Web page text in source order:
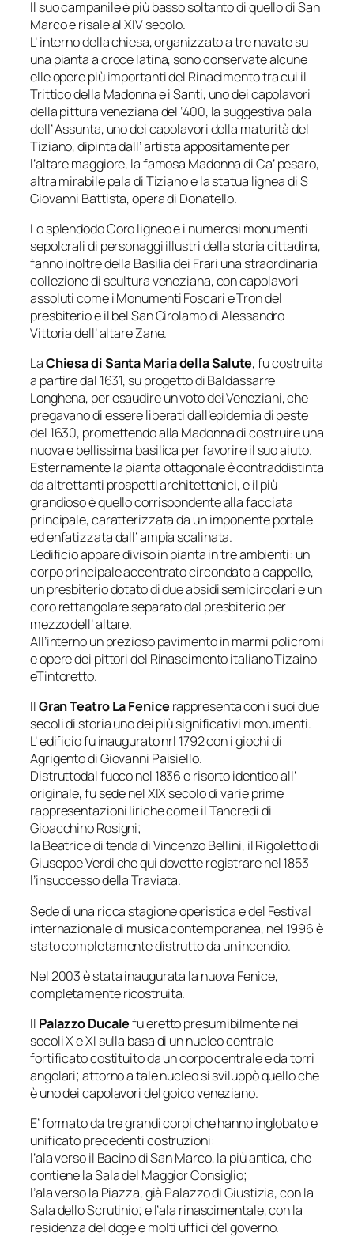
Il suo campanile è più basso soltanto di quello di San
Marco e risale al XIV secolo.
L’ interno della chiesa, organizzato a tre navate su
una pianta a croce latina, sono conservate alcune
elle opere più importanti del Rinacimento tra cui il
Trittico della Madonna e i Santi, uno dei capolavori
della pittura veneziana del ‘400, la suggestiva pala
dell’ Assunta, uno dei capolavori della maturità del
Tiziano, dipinta dall’ artista appositamente per
l’altare maggiore, la famosa Madonna di Ca’ pesaro,
altra mirabile pala di Tiziano e la statua lignea di S
Giovanni Battista, opera di Donatello.
Lo splendodo Coro ligneo e i numerosi monumenti
sepolcrali di personaggi illustri della storia cittadina,
fanno inoltre della Basilia dei Frari una straordinaria
collezione di scultura veneziana, con capolavori
assoluti come i Monumenti Foscari e Tron del
presbiterio e il bel San Girolamo di Alessandro
Vittoria dell’ altare Zane.
LaChiesa di Santa Maria della Salute, fu costruita
a partire dal 1631, su progetto di Baldassarre
Longhena, per esaudire un voto dei Veneziani, che
pregavano di essere liberati dall’epidemia di peste
del 1630, promettendo alla Madonna di costruire una
nuova e bellissima basilica per favorire il suo aiuto.
Esternamente la pianta ottagonale è contraddistinta
da altrettanti prospetti architettonici, e il più
grandioso è quello corrispondente alla facciata
principale, caratterizzata da un imponente portale
ed enfatizzata dall’ ampia scalinata.
L’edificio appare diviso in pianta in tre ambienti: un
corpo principale accentrato circondato a cappelle,
un presbiterio dotato di due absidi semicircolari e un
coro rettangolare separato dal presbiterio per
mezzo dell’ altare.
All’interno un prezioso pavimento in marmi policromi
e opere dei pittori del Rinascimento italiano Tizaino
eTintoretto.
IlGran Teatro La Fenice rappresenta con i suoi due
secoli di storia uno dei più significativi monumenti.
L’ edificio fu inaugurato nrl 1792 con i giochi di
Agrigento di Giovanni Paisiello.
Distruttodal fuoco nel 1836 e risorto identico all’
originale, fu sede nel XIX secolo di varie prime
rappresentazioni liriche come il Tancredi di
Gioacchino Rosigni;
la Beatrice di tenda di Vincenzo Bellini, il Rigoletto di
Giuseppe Verdi che qui dovette registrare nel 1853
l’insuccesso della Traviata.
Sede di una ricca stagione operistica e del Festival
internazionale di musica contemporanea, nel 1996 è
stato completamente distrutto da un incendio.
Nel 2003 è stata inaugurata la nuova Fenice,
completamente ricostruita.
Il Palazzo Ducalefu eretto presumibilmente nei
secoli X e XI sulla basa di un nucleo centrale
fortificato costituito da un corpo centrale e da torri
angolari; attorno a tale nucleo si sviluppò quello che
è uno dei capolavori del goico veneziano.
E’ formato da tre grandi corpi che hanno inglobato e
unificato precedenti costruzioni:
l’ala verso il Bacino di San Marco, la più antica, che
contiene la Sala del Maggior Consiglio;
l’ala verso la Piazza, già Palazzo di Giustizia, con la
Sala dello Scrutinio; e l’ala rinascimentale, con la
residenza del doge e molti uffici del governo.